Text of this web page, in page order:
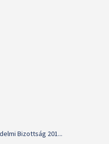
Bizottság 201...